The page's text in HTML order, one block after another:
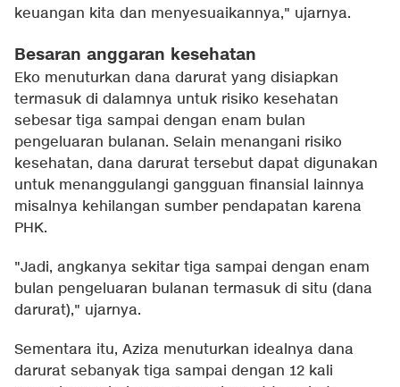
keuangan kita dan menyesuaikannya," ujarnya.
Besaran anggaran kesehatan
Eko menuturkan dana darurat yang disiapkan
termasuk di dalamnya untuk risiko kesehatan
sebesar tiga sampai dengan enam bulan
pengeluaran bulanan. Selain menangani risiko
kesehatan, dana darurat tersebut dapat digunakan
untuk menanggulangi gangguan finansial lainnya
misalnya kehilangan sumber pendapatan karena
PHK.
"Jadi, angkanya sekitar tiga sampai dengan enam
bulan pengeluaran bulanan termasuk di situ (dana
darurat)," ujarnya.
Sementara itu, Aziza menuturkan idealnya dana
darurat sebanyak tiga sampai dengan 12 kali